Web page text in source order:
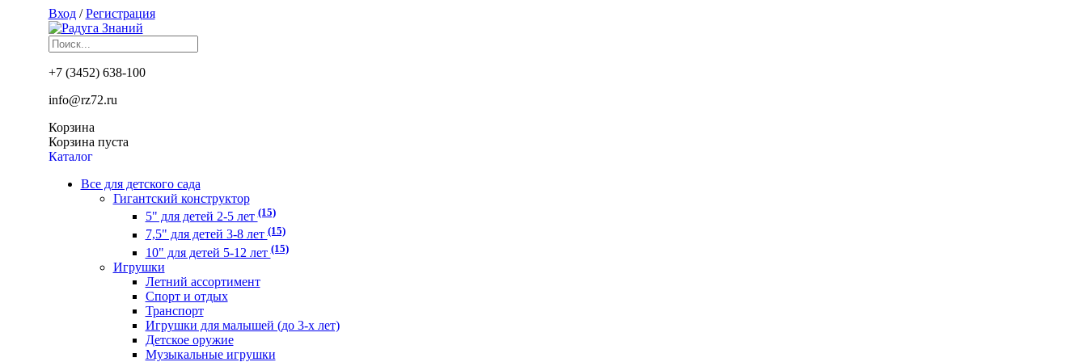
Вход/Регистрация
+7 (3452) 638-100
info@rz72.ru
Корзина
Корзина пуста
Каталог
Все для детского сада
Гигантский конструктор
5" для детей 2-5 лет(15)
7,5" для детей 3-8 лет(15)
10" для детей 5-12 лет(15)
Игрушки
Летний ассортимент
Спорт и отдых
Транспорт
Игрушки для малышей (до 3-х лет)
Детское оружие
Музыкальные игрушки